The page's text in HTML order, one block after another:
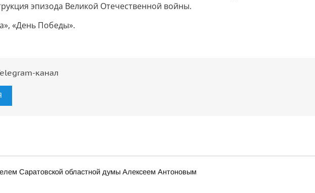
эпизода Великой Отечественной войны.
«День Победы».
канал
Саратовской областной думы Алексеем Антоновым